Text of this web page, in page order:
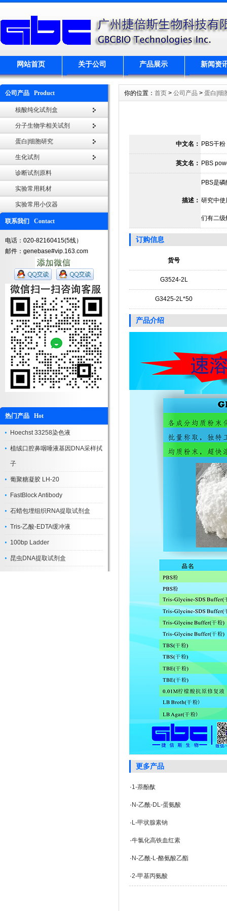
网站首页 关于公司 产品展示 新闻资
公司产品 Product
核酸纯化试剂盒
分子生物学相关试剂
蛋白|细胞研究
生化试剂
诊断试剂原料
实验常用耗材
实验常用小仪器
联系我们 Contact
电话：020-82160415(5线）
邮件：genebase#vip.163.com
热门产品 Hot
Hoechst 33258染色液
植绒口腔鼻咽唾液基因DNA采样拭
子
葡聚糖凝胶 LH-20
FastBlock Antibody
石蜡包埋组织RNA提取试剂盒
Tris-乙酸-EDTA缓冲液
100bp Ladder
昆虫DNA提取试剂盒
你的位置： 首页 > 公司产品 > 蛋白|细
中文名： PBS干粉
英文名： PBS
描述：
PBS是
研究中
们有二
订购信息
货号
G3524-2L
G3425-2L*50
产品介绍
更多产品
·1-萘酚酞
· N-乙酰-DL-蛋氨酸
· L-甲状腺素钠
·牛氯化高铁血红素
· N-乙酰-L-酪氨酸乙酯
·2-甲基丙氨酸